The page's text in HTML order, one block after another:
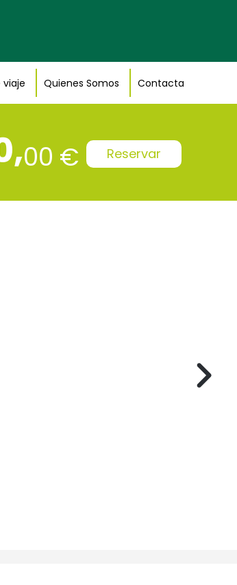
viaje Quienes Somos Contacta
00 € Reservar